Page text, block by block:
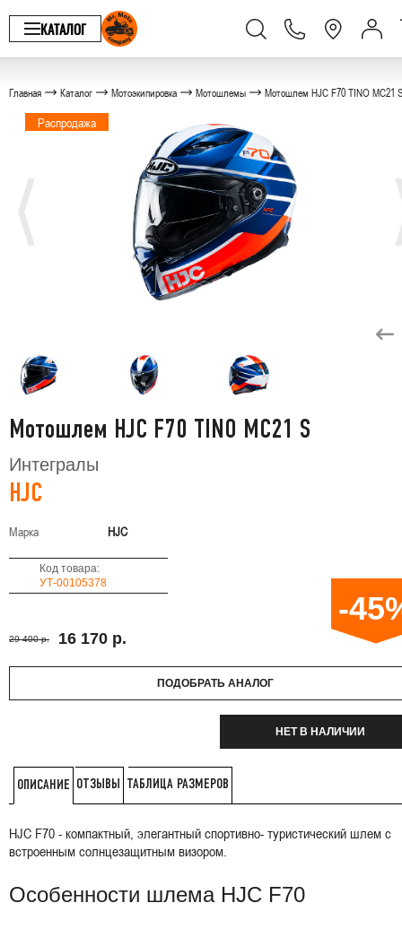
КАТАЛОГ
Главная Каталог Мотоэкипировка Мотошлемы Мотошлем HJC F70 TINO MC21
Распродажа
Мотошлем HJC F70 TINO MC21 S
Интегралы
HJC
Марка HJC
Код товара:
УТ-00105378
29 400 р. 16 170 р.
-
ПОДОБРАТЬ АНАЛОГ
НЕТ В НАЛИЧИИ
ОПИСАНИЕ ОТЗЫВЫ ТАБЛИЦА РАЗМЕРОВ
HJC F70 - компактный, элегантный спортивно- туристический шлем с
встроенным солнцезащитным визором.
Особенности шлема HJC F70